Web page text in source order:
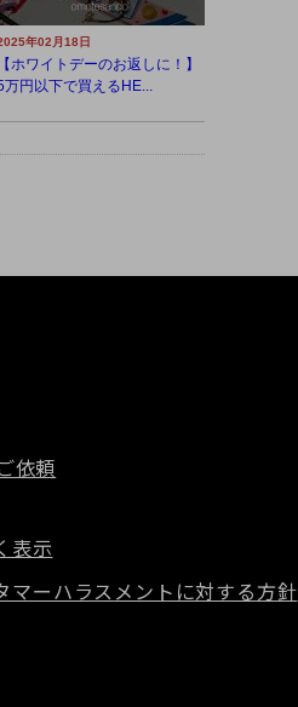
年02月18日
【ホワイトデーのお返しに！】
万円以下で買えるHE...
依頼
表示
マーハラスメントに対する方針